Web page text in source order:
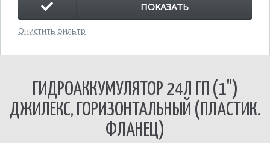
ПОКАЗАТЬ
Очистить фильтр
ГИДРОАККУМУЛЯТОР 24Л ГП (1")
ДЖИЛЕКС, ГОРИЗОНТАЛЬНЫЙ (ПЛАСТИК.
ФЛАНЕЦ)